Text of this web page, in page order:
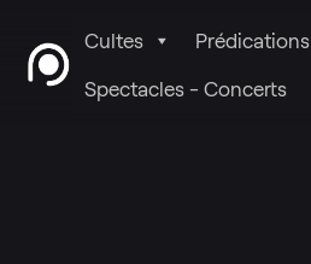
Cultes Prédications
Spectacles - Concerts